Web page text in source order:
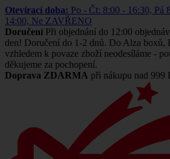
Otevírací doba: Po - Čt: 8:00 - 16:30, Pá
14:00, Ne ZAVŘENO
Doručení Při objednání do 12:00
den! Doručení do 1-2 dnů. Do Alza boxů,
vzhledem k povaze zboží neodesíláme -
děkujeme za pochopení.
Doprava ZDARMA při nákupu nad 999